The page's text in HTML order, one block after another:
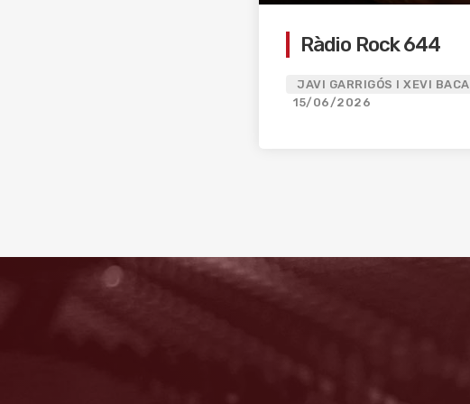
Ràdio Rock 644
JAVI GARRIGÓS I XEVI BACA
15/06/2026